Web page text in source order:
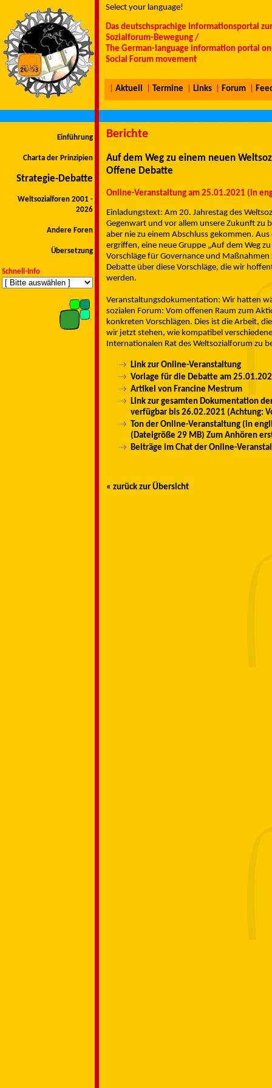
Select your language!
Das deutschsprachige Informationsportal
Sozialforum-Bewegung /
The German-language information portal
Social Forum movement
Aktuell Termine Links Forum
Einführung
Charta der Prinzipien
Strategie-Debatte
Weltsozialforen 2001 -
2026
Andere Foren
Übersetzung
Schnell-Info
Berichte
Auf dem Weg zu einem neuen
Offene Debatte
Online-Veranstaltung am 25.01.2021 (in
Einladungstext: Am 20. Jahrestag des
Gegenwart und vor allem unsere Zukunft zu
aber nie zu einem Abschluss gekommen.
ergriffen, eine neue Gruppe „Auf dem Weg
Vorschläge für Governance und
Debatte über diese Vorschläge, die wir
werden.
Veranstaltungsdokumentation: Wir hatten
sozialen Forum: Vom offenen Raum zum
konkreten Vorschlägen. Dies ist die Arbeit,
wir jetzt stehen, wie kompatibel
Internationalen Rat des Weltsozialforum zu
Link zur Online-Veranstaltung
Vorlage für die Debatte am
Artikel von Francine Mestrum
Link zur gesamten Dokumentation
verfügbar bis 26.02.2021 (Achtung:
Ton der Online-Veranstaltung (in
(Dateigröße 29 MB) Zum Anhören
Beiträge im Chat der Online-
« zurück zur Übersicht